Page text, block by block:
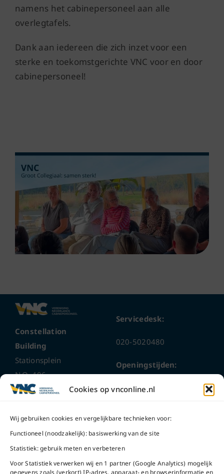
Cookies op vnconline.nl
Wij gebruiken cookies en vergelijkbare technieken voor:
Functioneel (noodzakelijk): basiswerking van de site
Statistiek: gebruik meten en verbeteren
Voor Statistiek verwerken wij en 1 partner (Google Analytics) mogelijk
gegevens zoals (verkort) IP-adres, apparaat- en browserinformatie en
namens het cabinepersoneel aan alle
overlegtafels.
Dank aan iedereen die zich inzet voor een
sterke en toekomstgerichte VNC voor en door
cabinepersoneel!
Constellation
Building
Stationsplein
N.O. 406
1117 CL
Bel ons
Mail ons
Servicedesk:
020-5020480
Openingstijden:
ma t/m do
Na openingstijden
bereikbaar via
5020480